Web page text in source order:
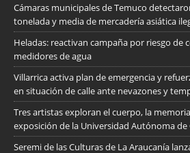
Cámaras municipales de Temuco
tonelada y media de mercadería asiática
Heladas: reactivan campaña por riesgo de
medidores de agua
Villarrica activa plan de emergencia y
en situación de calle ante nevazones y
Tres artistas exploran el cuerpo, la
exposición de la Universidad Autónoma de
Seremi de las Culturas de La Araucanía